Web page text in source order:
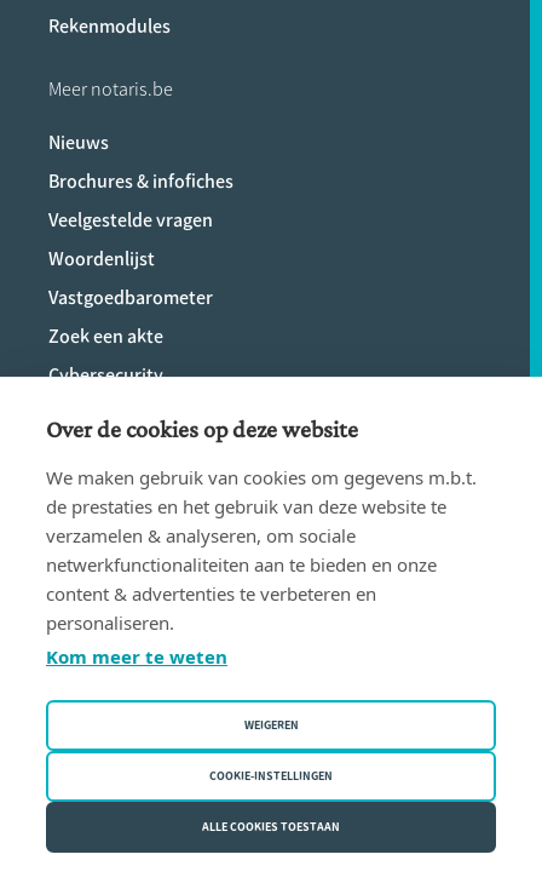
Rekenmodules
Meer notaris.be
Nieuws
Brochures & infofiches
Veelgestelde vragen
Woordenlijst
Vastgoedbarometer
Zoek een akte
Cybersecurity
Contact
Een notaris nodig?
Vind eenvoudig een notaris bij jou in de
Over de cookies op deze website
We maken gebruik van cookies om gegevens m.b.t.
de prestaties en het gebruik van deze website te
verzamelen & analyseren, om sociale
netwerkfunctionaliteiten aan te bieden en onze
content & advertenties te verbeteren en
personaliseren.
Kom meer te weten
WEIGEREN
COOKIE-INSTELLINGEN
ALLE COOKIES TOESTAAN